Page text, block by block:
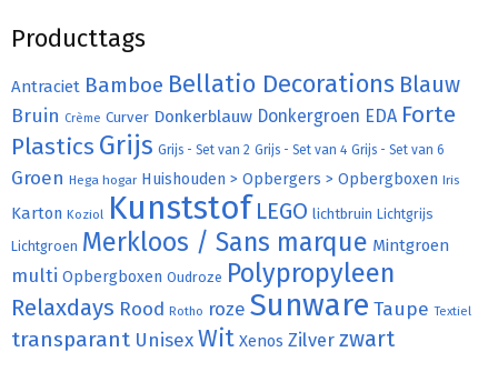
Producttags
Antraciet Bamboe Bellatio Decorations Blauw
Bruin Crème Curver Donkerblauw Donkergroen EDA Forte
Plastics Grijs Grijs - Set van 2 Grijs - Set van 4 Grijs - Set van 6
Groen Hega hogar Huishouden > Opbergers > Opbergboxen Iris
Karton Koziol Kunststof LEGO lichtbruin Lichtgrijs
Lichtgroen Merkloos / Sans marque Mintgroen
multi Opbergboxen Oudroze Polypropyleen
Relaxdays Rood Rotho roze Sunware Taupe Textiel
transparant UnisexWit Xenos Zilver zwart